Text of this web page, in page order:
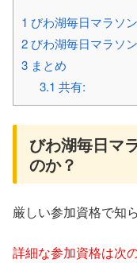
1 びわ湖毎日マラソ
2びわ湖毎日マラソ
3 まとめ
3.1 共有:
びわ湖毎日マ
のか？
厳しい参加資格で知
詳細な参加資格は次